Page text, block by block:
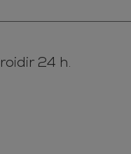
24 h.